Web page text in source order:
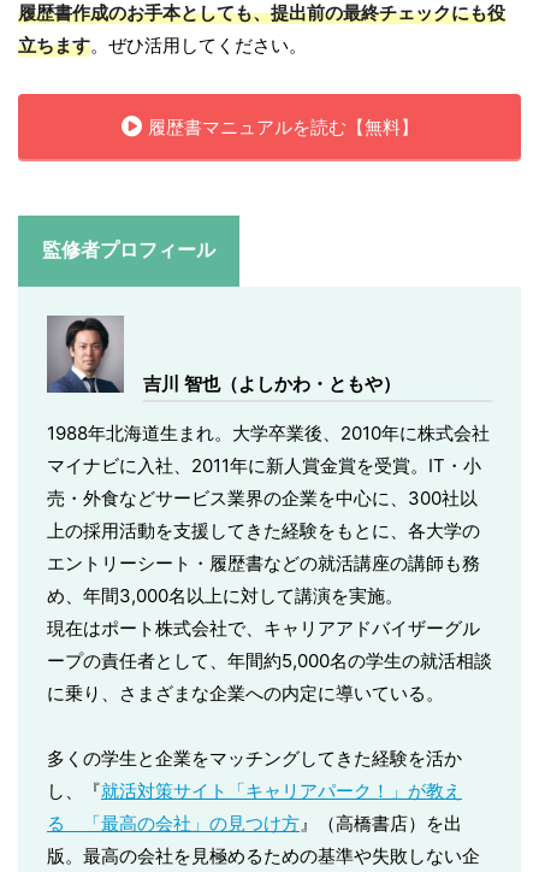
履歴書作成のお手本としても、提出前の最終チェックにも役
立ちます。ぜひ活用してください。
履歴書マニュアルを読む【無料】
監修者プロフィール
吉川 智也（よしかわ・ともや）
1988年北海道生まれ。大学卒業後、2010年に株式会社
マイナビに入社、2011年に新人賞金賞を受賞。IT・小
売・外食などサービス業界の企業を中心に、300社以
上の採用活動を支援してきた経験をもとに、各大学の
エントリーシート・履歴書などの就活講座の講師も務
め、年間3,000名以上に対して講演を実施。
現在はポート株式会社で、キャリアアドバイザーグル
ープの責任者として、年間約5,000名の学生の就活相談
に乗り、さまざまな企業への内定に導いている。
多くの学生と企業をマッチングしてきた経験を活か
し、『就活対策サイト「キャリアパーク！」が教え
る 「最高の会社」の見つけ方 』（高橋書店）を出
版。最高の会社を見極めるための基準や失敗しない企